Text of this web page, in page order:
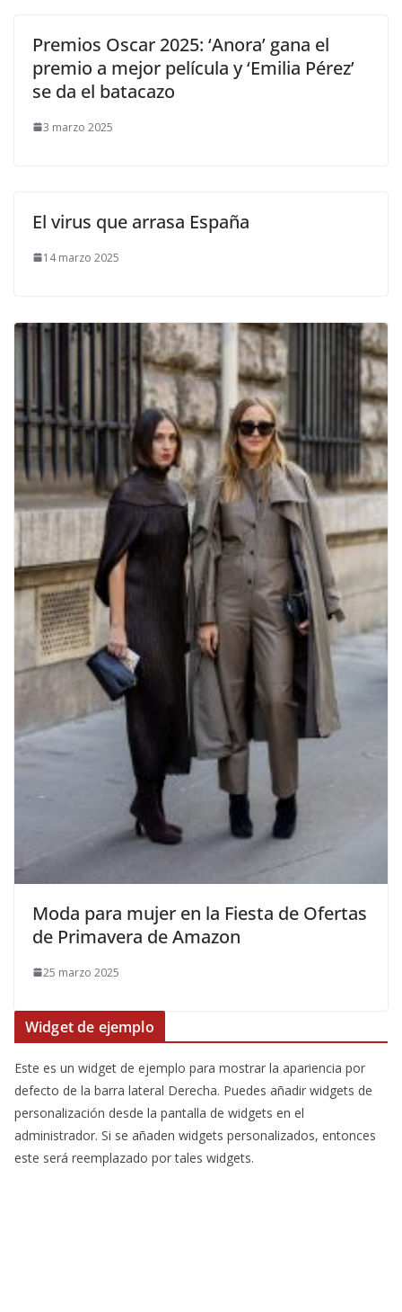
Premios Oscar 2025: ‘Anora’ gana el
premio a mejor película y ‘Emilia Pérez’
se da el batacazo
3 marzo 2025
El virus que arrasa España
14 marzo 2025
​Moda para mujer en la Fiesta de Ofertas
de Primavera de Amazon
25 marzo 2025
Widget de ejemplo
Este es un widget de ejemplo para mostrar la apariencia por
defecto de la barra lateral Derecha. Puedes añadir widgets de
personalización desde la pantalla de widgets en el
administrador. Si se añaden widgets personalizados, entonces
este será reemplazado por tales widgets.